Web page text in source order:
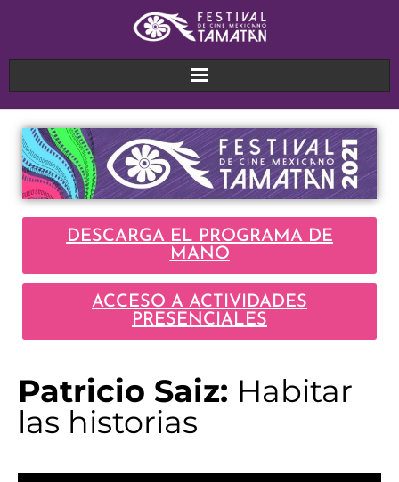
DESCARGA EL PROGRAMA DE
MANO
ACCESO A ACTIVIDADES
PRESENCIALES
Patricio Saiz: Habitar
las historias